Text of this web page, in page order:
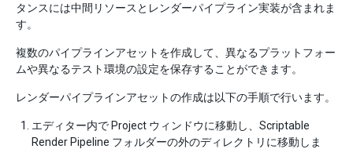
タンスには中間リソースとレンダーパイプライン実装が含まれま
す。
複数のパイプラインアセットを作成して、異なるプラットフォー
ムや異なるテスト環境の設定を保存することができます。
レンダーパイプラインアセットの作成は以下の手順で行います。
エディター内で Project ウィンドウに移動し、Scriptable
Render Pipeline フォルダーの外のディレクトリに移動しま